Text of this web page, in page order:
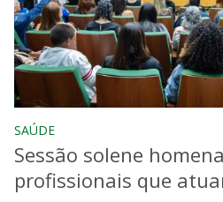
SAÚDE
Sessão solene
profissionais que